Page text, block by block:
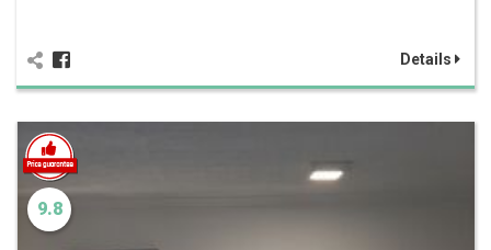
Details
9.8